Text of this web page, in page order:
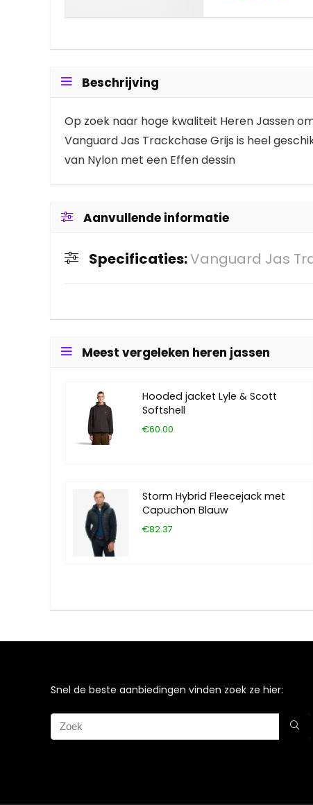
Beschrijving
Op zoek naar hoge kwaliteit Heren Jassen
Vanguard Jas Trackchase Grijs is heel
van Nylon met een Effen dessin
Aanvullende informatie
Specificaties:Vanguard Jas
Meest vergeleken heren jassen
Hooded jacket Lyle & Scott
Softshell
€60.00
Storm Hybrid Fleecejack met
Capuchon Blauw
€82.37
Snel de beste aanbiedingen vinden zoek ze hier: